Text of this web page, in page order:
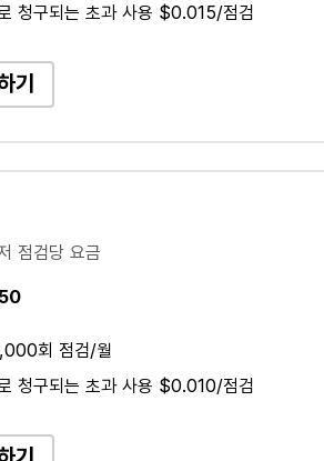
청구되는 초과 사용 $0.015/점검
기
점검당 요금
회 점검/월
청구되는 초과 사용 $0.010/점검